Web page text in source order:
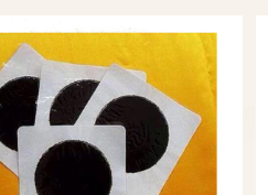
查看详情